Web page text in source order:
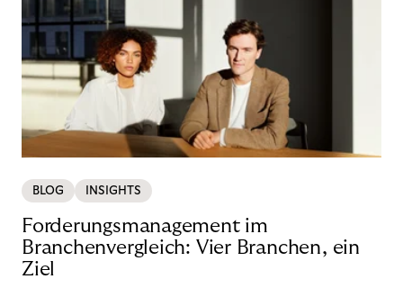
BLOG INSIGHTS
Forderungsmanagement im
Branchenvergleich: Vier Branchen, ein
Ziel